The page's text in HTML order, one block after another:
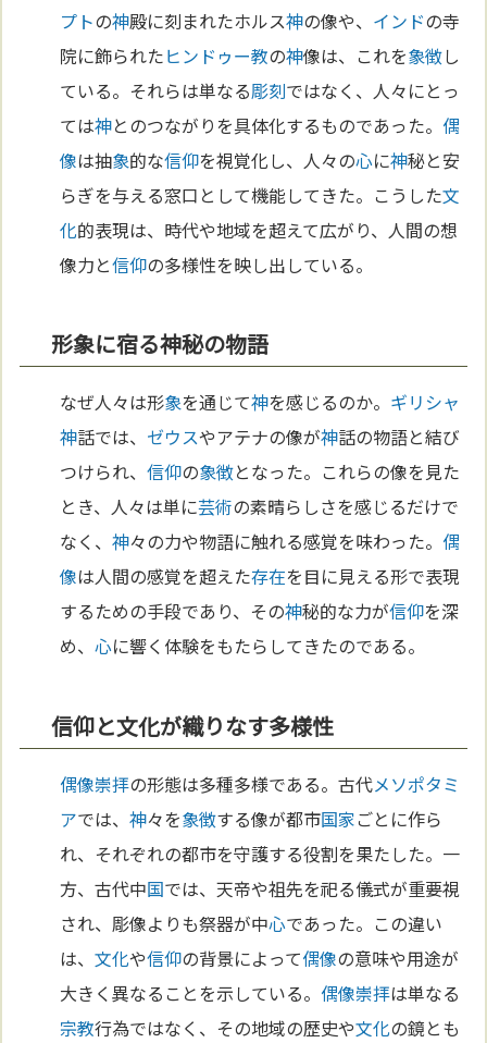
プトの神殿に刻まれたホルス神の像や、 インドの寺
院に飾られたヒンドゥー教の神像は、これを象徴し
ている。それらは単なる彫刻ではなく、人々にとっ
ては神とのつながりを具体化するものであった。 偶
像は抽象的な信仰を視覚化し、人々の心に神秘と安
らぎを与える窓口として機能してきた。こうした文
化的表現は、時代や地域を超えて広がり、人間の想
像力と信仰の多様性を映し出している。
形象に宿る神秘の物語
なぜ人々は形象を通じて神を感じるのか。 ギリシャ
神話では、 ゼウスやアテナの像が神話の物語と結び
つけられ、信仰の象徴となった。これらの像を見た
とき、人々は単に芸術の素晴らしさを感じるだけで
なく、神々の力や物語に触れる感覚を味わった。 偶
像は人間の感覚を超えた存在を目に見える形で表現
するための手段であり、その神秘的な力が信仰を深
め、心に響く体験をもたらしてきたのである。
信仰と文化が織りなす多様性
偶像崇拝の形態は多種多様である。古代メソポタミ
アでは、神々を象徴する像が都市国家ごとに作ら
れ、それぞれの都市を守護する役割を果たした。一
方、古代中国では、天帝や祖先を祀る儀式が重要視
され、彫像よりも祭器が中心であった。この違い
は、文化や信仰の背景によって偶像の意味や用途が
大きく異なることを示している。 偶像崇拝は単なる
宗教行為ではなく、その地域の歴史や文化の鏡とも